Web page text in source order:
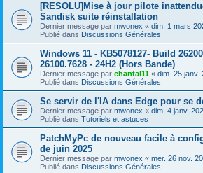
[RESOLU]Mise à jour pilote
Sandisk suite réinstallation
Dernier message par mwonex « dim. 1 mars
Publié dans Discussions Générales
Windows 11 - KB5078127- Build
26100.7628 - 24H2 (Hors Bande)
Dernier message par chantal11 « dim. 25 janv.
Publié dans Discussions Générales
Se servir de l'IA dans Edge pour se
Dernier message par mwonex « dim. 4 janv.
Publié dans Tutoriels et astuces
PatchMyPc de nouveau facile à
de juin 2025
Dernier message par mwonex « mer. 26 nov.
Publié dans Discussions Générales